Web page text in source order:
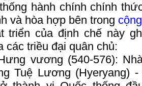
hành chính chính
và hòa hợp bên trong
triển của định chế này
các triều đại quân chủ:
vương (540-576):
Tuệ Lương (Hyeryang)